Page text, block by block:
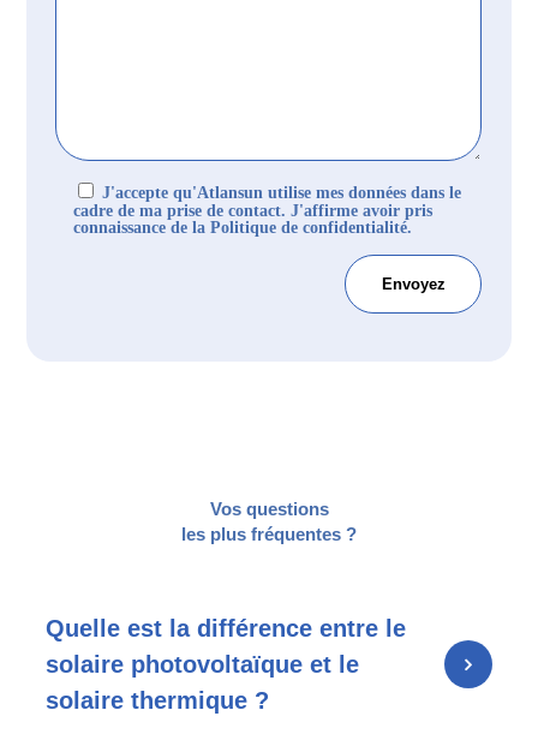
J'accepte qu'Atlansun utilise mes données dans le
cadre de ma prise de contact. J'affirme avoir pris
connaissance de la Politique de confidentialité.
Vos questions
les plus fréquentes ?
Quelle est la différence entre le
solaire photovoltaïque et le
solaire thermique ?